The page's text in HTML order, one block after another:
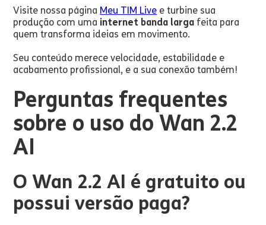
Visite nossa página Meu TIM Live e turbine sua
produção com uma internet banda larga feita para
quem transforma ideias em movimento.
Seu conteúdo merece velocidade, estabilidade e
acabamento profissional, e a sua conexão também!
Perguntas frequentes
sobre o uso do Wan 2.2
AI
O Wan 2.2 AI é gratuito ou
possui versão paga?